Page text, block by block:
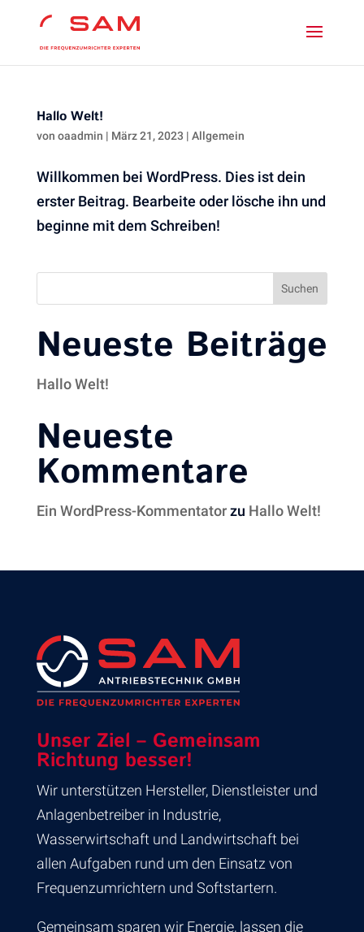
Hallo Welt!
von oaadmin | März 21, 2023 | Allgemein
Willkommen bei WordPress. Dies ist dein
erster Beitrag. Bearbeite oder lösche ihn und
beginne mit dem Schreiben!
Suchen
Neueste Beiträge
Hallo Welt!
Neueste
Kommentare
Ein WordPress-Kommentatorzu Hallo Welt!
Unser Ziel – Gemeinsam
Richtung besser!
Wir unterstützen Hersteller, Dienstleister und
Anlagenbetreiber in Industrie,
Wasserwirtschaft und Landwirtschaft bei
allen Aufgaben rund um den Einsatz von
Frequenzumrichtern und Softstartern.
Gemeinsam sparen wir Energie, lassen die